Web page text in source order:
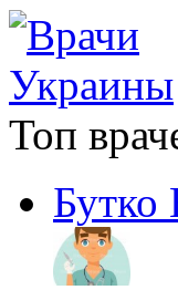
Топ
Бутко